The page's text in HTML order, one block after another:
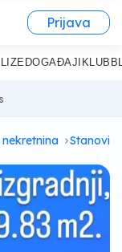
Prijava
DOGAĐAJI KLUB
Stanovi